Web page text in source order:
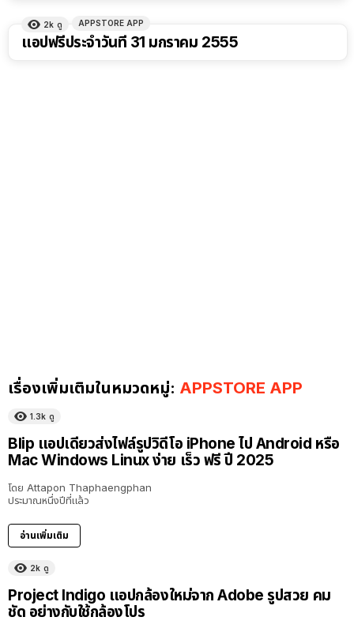
2k ดู APPSTORE APP
แอปฟรีประจำวันที่ 31 มกราคม 2555
เรื่องเพิ่มเติมในหมวดหมู่: APPSTORE APP
1.3k ดู
Blip แอปเดียวส่งไฟล์รูปวิดีโอ iPhone ไป Android หรือ
Mac Windows Linux ง่าย เร็ว ฟรี ปี 2025
โดย Attapon Thaphaengphan
ประมาณหนึ่งปีที่แล้ว
อ่านเพิ่มเติม
2k ดู
Project Indigo แอปกล้องใหม่จาก Adobe รูปสวย คม
ชัด อย่างกับใช้กล้องโปร